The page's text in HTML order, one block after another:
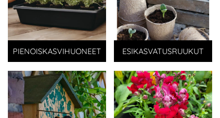
PIENOISKASVIHUONEET ESIKASVATUSRUUKUT